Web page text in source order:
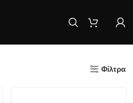
Φίλτρα